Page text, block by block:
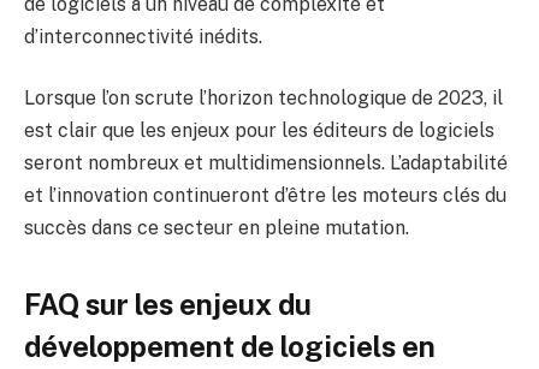
d’interconnectivité inédits.
Lorsque l’on scrute l’horizon technologique de 2023, il
est clair que les enjeux pour les éditeurs de logiciels
seront nombreux et multidimensionnels. L’adaptabilité
et l’innovation continueront d’être les moteurs clés du
succès dans ce secteur en pleine mutation.
FAQ sur les enjeux du
développement de logiciels en